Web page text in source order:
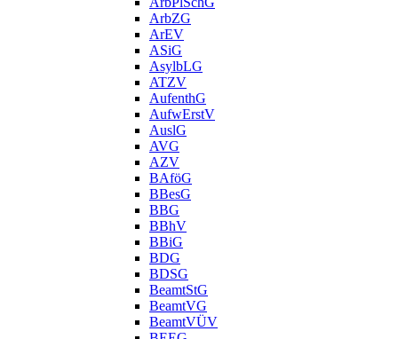
ArbZG
ArEV
ASiG
AsylbLG
ATZV
AufenthG
AufwErstV
AuslG
AVG
AZV
BAföG
BBesG
BBG
BBhV
BBiG
BDG
BDSG
BeamtStG
BeamtVG
BeamtVÜV